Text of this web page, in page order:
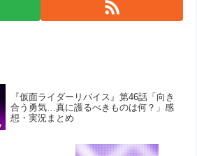
『仮面ライダーリバイス』第46話「向き
合う勇気…真に護るべきものは何？」感
想・実況まとめ